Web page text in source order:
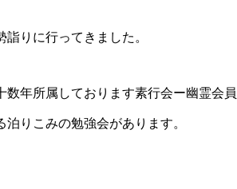
りに行ってきました。
年所属しております素行会ー幽霊会
泊りこみの勉強会があります。